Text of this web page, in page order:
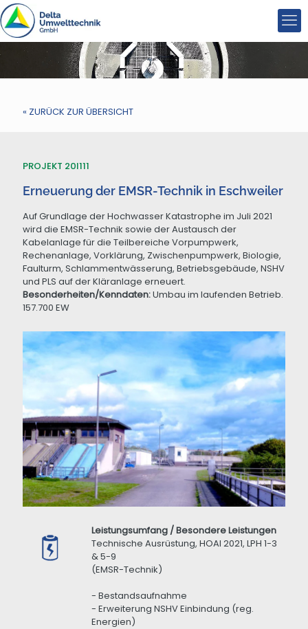
« ZURÜCK ZUR ÜBERSICHT
PROJEKT 20I111
Erneuerung der EMSR-Technik in Eschweiler
Auf Grundlage der Hochwasser Katastrophe im Juli 2021
wird die EMSR-Technik sowie der Austausch der
Kabelanlage für die Teilbereiche Vorpumpwerk,
Rechenanlage, Vorklärung, Zwischenpumpwerk, Biologie,
Faulturm, Schlammentwässerung, Betriebsgebäude, NSHV
und PLS auf der Kläranlage erneuert.
Besonderheiten/Kenndaten:Umbau im laufenden Betrieb.
157.700 EW
Leistungsumfang / Besondere Leistungen
Technische Ausrüstung, HOAI 2021, LPH 1-3
& 5-9
(EMSR-Technik)
- Bestandsaufnahme
- Erweiterung NSHV Einbindung (reg.
Energien)